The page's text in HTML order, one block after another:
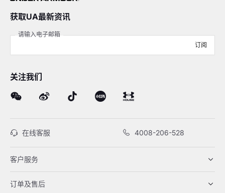
获取UA最新资讯
请输入电子邮箱
订阅
关注我们
在线客服 4008-206-528
客户服务
订单及售后